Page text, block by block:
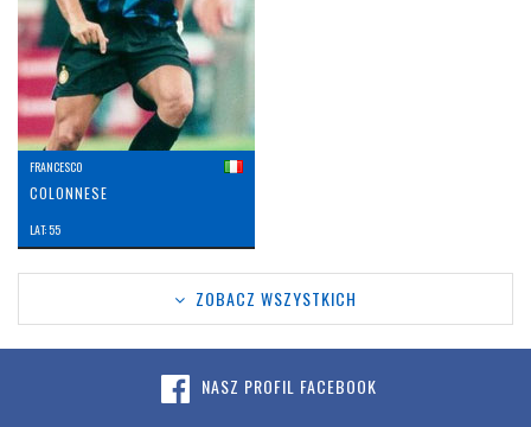
FRANCESCO
COLONNESE
LAT: 55
ZOBACZ WSZYSTKICH
NASZ PROFIL FACEBOOK